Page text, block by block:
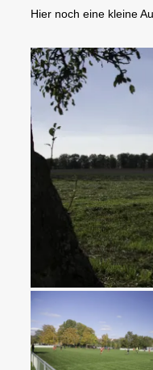
Hier noch eine kleine